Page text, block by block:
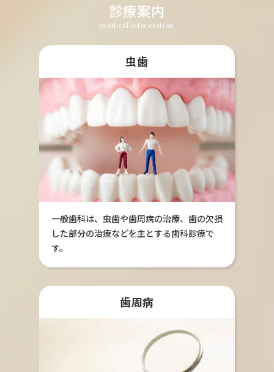
診療案内
medical information
虫歯
一般歯科は、虫歯や歯周病の治療、歯の欠損
した部分の治療などを主とする歯科診療で
す。
歯周病